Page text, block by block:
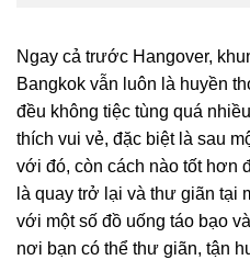
Ngay cả trước Hangover,
Bangkok vẫn luôn là huyền
đều không tiệc tùng quá
thích vui vẻ, đặc biệt là sau
với đó, còn cách nào tốt hơn
là quay trở lại và thư giãn tại
với một số đồ uống táo bạo
nơi bạn có thể thư giãn, tận